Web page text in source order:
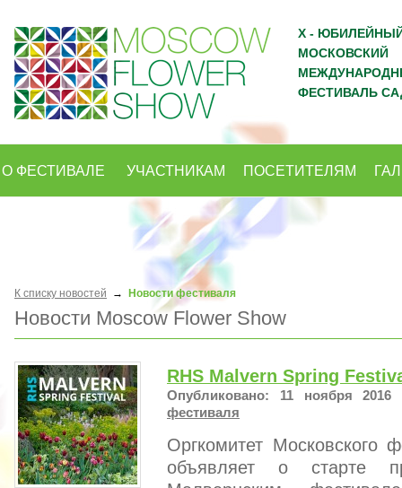
К списку новостей → Новости фестиваля
Новости Moscow Flower Show
RHS Malvern Spring
Опубликовано: 11 ноября
фестиваля
Оргкомитет Московского
объявляет о старте
X -
МОСКОВСКИЙ
ФЕСТИВАЛЬ
О ФЕСТИВАЛЕ УЧАСТНИКАМ ПОСЕТИТЕЛЯМ